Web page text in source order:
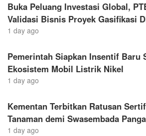
Buka Peluang Investasi Global,
Validasi Bisnis Proyek Gasifikasi
1 day ago
Pemerintah Siapkan Insentif Baru
Ekosistem Mobil Listrik Nikel
1 day ago
Kementan Terbitkan Ratusan
Tanaman demi Swasembada
1 day ago